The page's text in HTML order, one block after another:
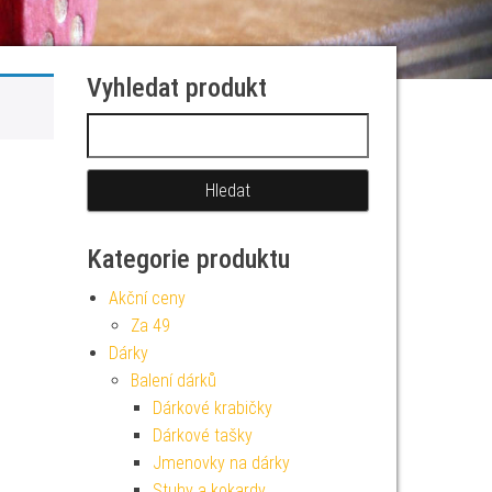
Vyhledat produkt
Kategorie produktu
Akční ceny
Za 49
Dárky
Balení dárků
Dárkové krabičky
Dárkové tašky
Jmenovky na dárky